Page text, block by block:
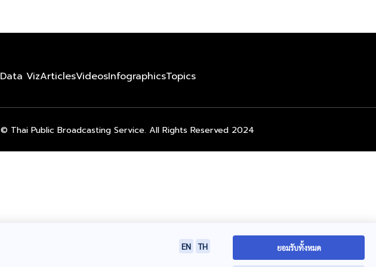
Data VizArticlesVideosInfographicsTopics
© Thai Public Broadcasting Service. All Rights Reserved 2024
EN TH ยอมรับทั้งหมด